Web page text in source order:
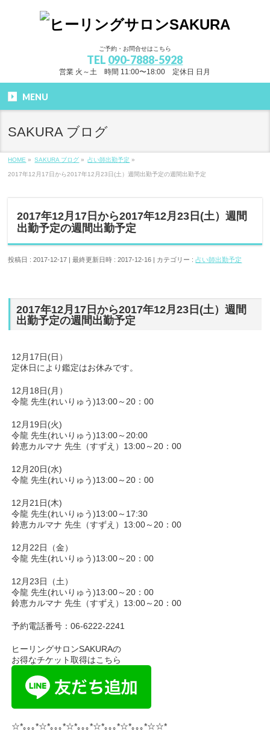
ご予約・お問合せはこちら
TEL 090-7888-5928
営業 火～土 時間 11:00〜18:00 定休日 日月
MENU
SAKURA ブログ
HOME » SAKURA ブログ » 占い師出勤予定 »
2017年12月17日から2017年12月23日(土）週間出勤予定の週間出勤予定
2017年12月17日から2017年12月23日(土）週間
出勤予定の週間出勤予定
投稿日 : 2017-12-17 最終更新日時 : 2017-12-16 カテゴリー :占い師出勤予定
2017年12月17日から2017年12月23日(土）週間
出勤予定の週間出勤予定
12月17日(日）
定休日により鑑定はお休みです。
12月18日(月）
令龍 先生(れいりゅう)13:00～20：00
12月19日(火)
令龍 先生(れいりゅう)13:00～20:00
鈴恵カルマナ 先生（すずえ）13:00～20：00
12月20日(水)
令龍 先生(れいりゅう)13:00～20：00
12月21日(木)
令龍 先生(れいりゅう)13:00～17:30
鈴恵カルマナ 先生（すずえ）13:00～20：00
12月22日（金）
令龍 先生(れいりゅう)13:00～20：00
12月23日（土）
令龍 先生(れいりゅう)13:00～20：00
鈴恵カルマナ 先生（すずえ）13:00～20：00
予約電話番号：06-6222-2241
ヒーリングサロンSAKURAの
お得なチケット取得はこちら
☆*｡｡｡*☆*｡｡｡*☆*｡｡｡*☆*｡｡｡*☆*｡｡｡*☆☆*